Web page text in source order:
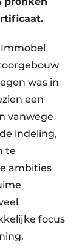
was in
een
vanwege
indeling,
te
ambities
focus